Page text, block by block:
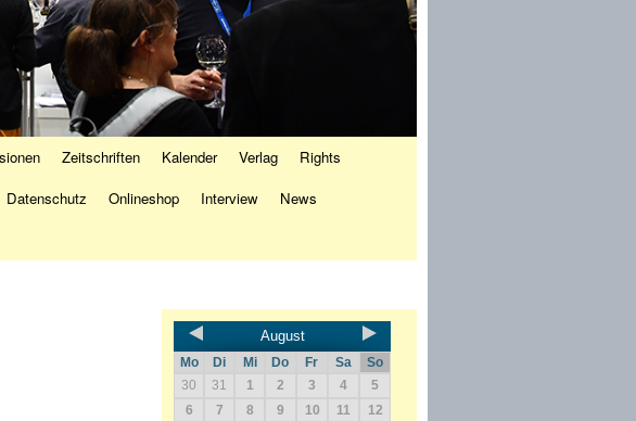
Zeitschriften Kalender Verlag
Rights
Datenschutz Onlineshop Interview
News
August
Mo Di Mi Do Fr Sa
So
30
31 1 2 3 4
5
6
7 8 9 10 11
12